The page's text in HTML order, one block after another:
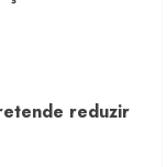
reduzir